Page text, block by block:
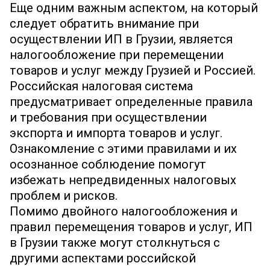
Еще одним важным аспектом, на который
следует обратить внимание при
осуществлении ИП в Грузии, является
налогообложение при перемещении
товаров и услуг между Грузией и Россией.
Российская налоговая система
предусматривает определенные правила
и требования при осуществлении
экспорта и импорта товаров и услуг.
Ознакомление с этими правилами и их
осознанное соблюдение помогут
избежать непредвиденных налоговых
проблем и рисков.
Помимо двойного налогообложения и
правил перемещения товаров и услуг, ИП
в Грузии также могут столкнуться с
другими аспектами российской